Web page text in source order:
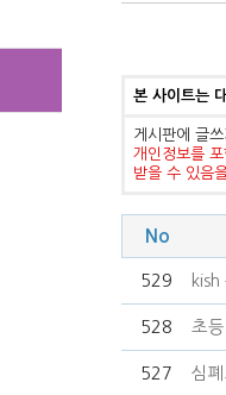
본 사이트는
게시판에 글
개인정보를
받을 수 있음
No
529 kish
528 초
527 심